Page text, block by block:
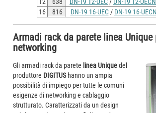
16
816 DN-19 16-UEC/ DN-19 16-UECN
Armadi rack da parete linea Unique
networking
Gli armadi rack da parete linea Uniquedel
produttore DIGITUShanno un ampia
possibilità di impiego per tutte le comuni
esigenze di networking e cablaggio
strutturato. Caratterizzati da un design